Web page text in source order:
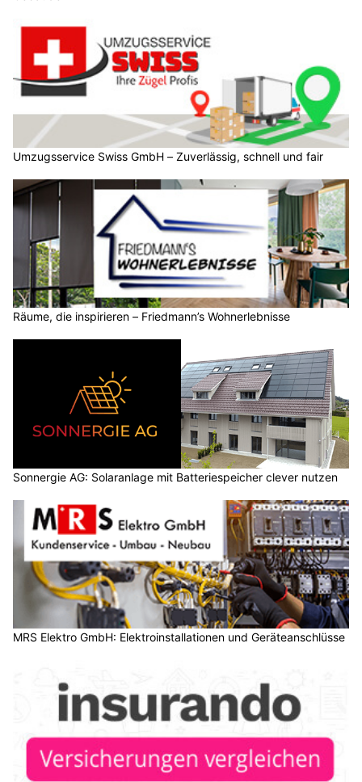
Umzugsservice Swiss GmbH – Zuverlässig, schnell und fair
Räume, die inspirieren – Friedmann’s Wohnerlebnisse
Sonnergie AG: Solaranlage mit Batteriespeicher clever nutzen
MRS Elektro GmbH: Elektroinstallationen und Geräteanschlüsse